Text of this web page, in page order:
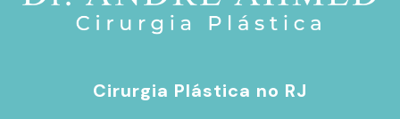
Cirurgia Plástica no RJ